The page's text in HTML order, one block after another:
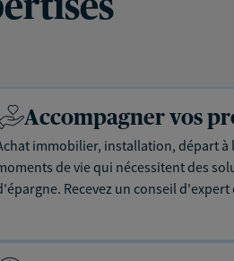
Accompagner vos
immobilier, installation, départ
de vie qui nécessitent des
Recevez un conseil